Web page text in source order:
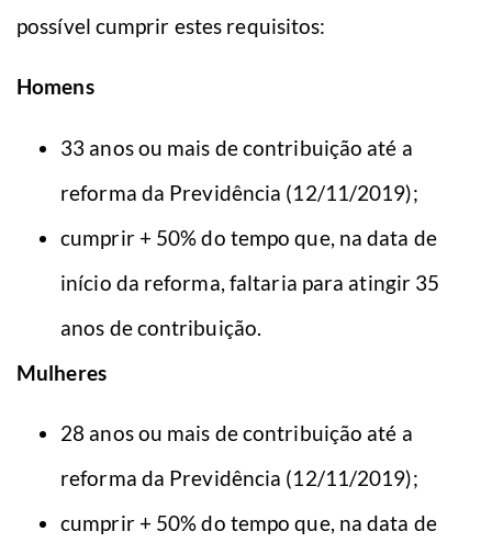
possível cumprir estes requisitos:
Homens
33 anos ou mais de contribuição até a
reforma da Previdência (12/11/2019);
cumprir + 50% do tempo que, na data de
início da reforma, faltaria para atingir 35
anos de contribuição.
Mulheres
28 anos ou mais de contribuição até a
reforma da Previdência (12/11/2019);
cumprir + 50% do tempo que, na data de